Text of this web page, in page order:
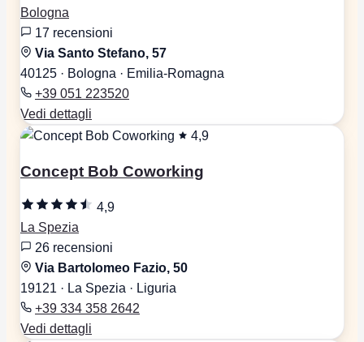
Bologna
17 recensioni
Via Santo Stefano, 57
40125 · Bologna · Emilia-Romagna
+39 051 223520
Vedi dettagli
4,9
Concept Bob Coworking
4,9
La Spezia
26 recensioni
Via Bartolomeo Fazio, 50
19121 · La Spezia · Liguria
+39 334 358 2642
Vedi dettagli